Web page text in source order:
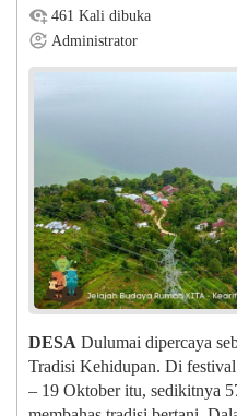
461 Kali dibuka
Administrator
DESA Dulumai dipercaya
Tradisi Kehidupan. Di
– 19 Oktober itu, sedikitnya